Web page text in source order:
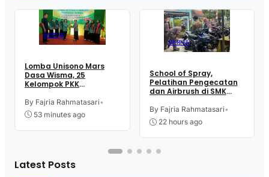
BERITA
Lomba Unisono Mars
Dasa Wisma, 25
Kelompok PKK
Purworejo Adu
Kekompakan
By Fajria Rahmatasari•
53 minutes ago
BERITA
School of Spray,
Pelatihan Pengecatan
dan Airbrush di SMK
Kutoarjo
By Fajria Rahmatasari•
22 hours ago
Latest Posts